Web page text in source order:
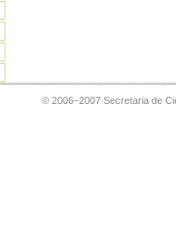
© 2006–2007 Secretaria de